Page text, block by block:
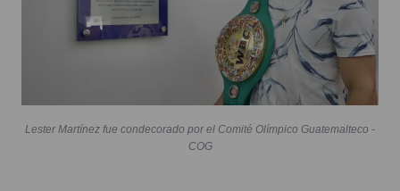
Lester Martínez fue condecorado por el Comité Olímpico Guatemalteco -
COG